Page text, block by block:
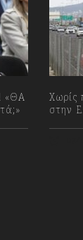
«ΘΑ
Χωρίς
στην